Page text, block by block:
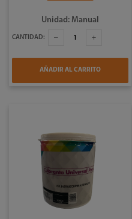
Unidad: Manual
CANTIDAD:
AÑADIR AL CARRITO